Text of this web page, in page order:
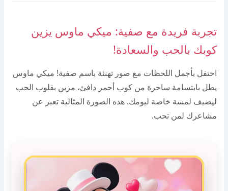
تجربة فريدة مع صفية: ميكي ماوس يزين
كوبك بالحب والسعادة!
احتفل بأجمل اللحظات مع صور تهنئة باسم صفية! ميكي ماوس
يطل بابتسامة ساحرة من كوب أحمر دافئ، مزين بقلوب الحب
ليضيف لمسة خاصة ليومك. هذه الصورة المثالية تعبر عن
مشاعرك لمن تحب.